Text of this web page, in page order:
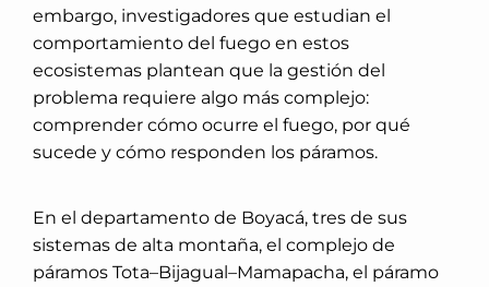
embargo, investigadores que estudian el
comportamiento del fuego en estos
ecosistemas plantean que la gestión del
problema requiere algo más complejo:
comprender cómo ocurre el fuego, por qué
sucede y cómo responden los páramos.
En el departamento de Boyacá, tres de sus
sistemas de alta montaña, el complejo de
páramos Tota–Bijagual–Mamapacha, el páramo